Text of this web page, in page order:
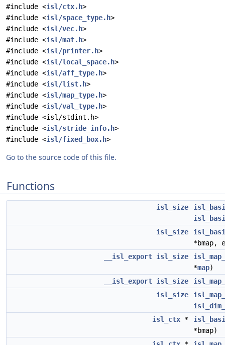
#include <isl/ctx.h>
#include <isl/space_type.h>
#include <isl/vec.h>
#include <isl/mat.h>
#include <isl/printer.h>
#include <isl/local_space.h>
#include <isl/aff_type.h>
#include <isl/list.h>
#include <isl/map_type.h>
#include <isl/val_type.h>
#include <isl/stdint.h>
#include <isl/stride_info.h>
#include <isl/fixed_box.h>
Go to the source code of this file.
Functions
isl_size
isl_size
*bmap,
__isl_export isl_size
*map)
__isl_export isl_size
isl_size
isl_ctx *
*bmap)